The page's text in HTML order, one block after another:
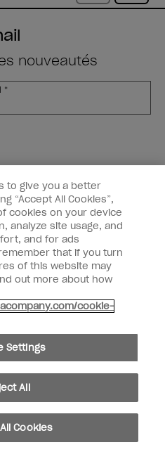
nouveautés
*
personnelles
des chaînes d'approvisionnement
LLC, Tous droits réservés.
to give you a better
“Accept All Cookies”,
cookies on your device
analyze site usage, and
and for ads
that if you turn
of this website may
out more about how
cookie-
Settings
All
Cookies